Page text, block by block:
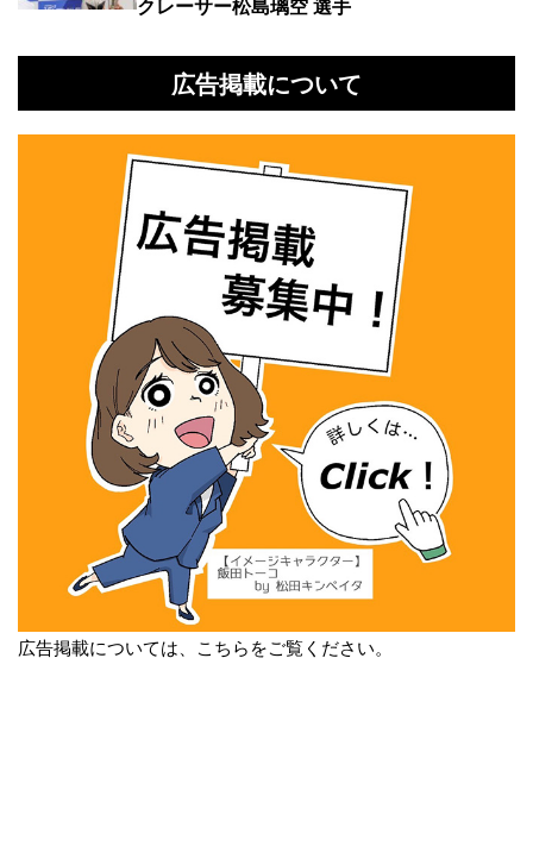
広告掲載について
広告掲載については、こちらをご覧ください。